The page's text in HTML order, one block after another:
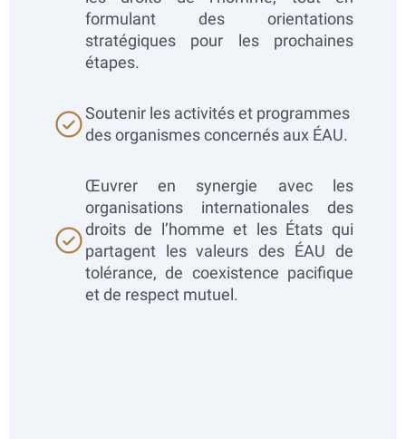
formulant des orientations
stratégiques pour les prochaines
étapes.
Soutenir les activités et programmes
des organismes concernés aux ÉAU.
Œuvrer en synergie avec les
organisations internationales des
droits de l’homme et les États qui
partagent les valeurs des ÉAU de
tolérance, de coexistence pacifique
et de respect mutuel.